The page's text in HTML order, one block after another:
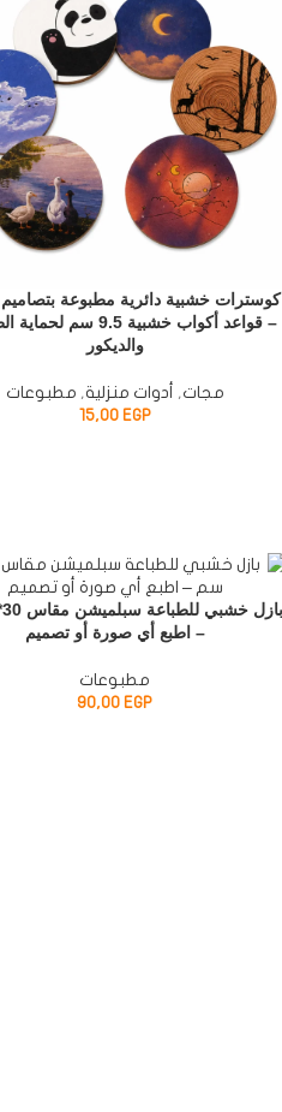
كوسترات خشبية دائرية مطبوعة بتصاميم
– قواعد أكواب خشبية 9.5 سم
والديكور
مجات , أدوات منزلية , مطبوعات
15,00 EGP
– اطبع أي صورة أو تصميم
مطبوعات
90,00EGP